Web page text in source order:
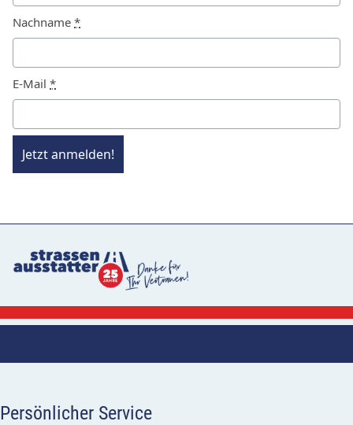
Nachname *
E-Mail *
Jetzt anmelden!
Persönlicher Service